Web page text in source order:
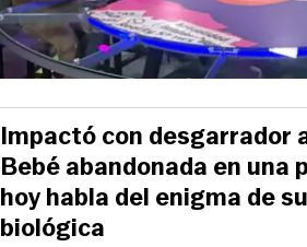
Impactó con desgarrador
Bebé abandonada en
hoy habla del enigma de
biológica